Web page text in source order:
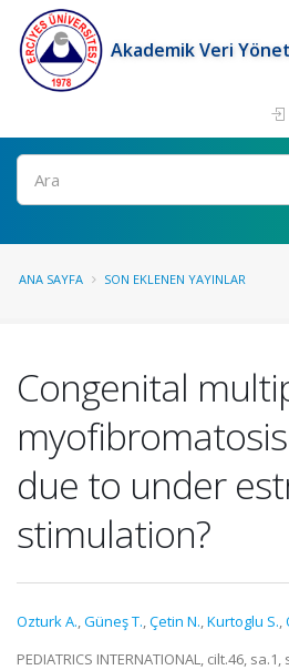
Akademik Veri
Ara
ANA SAYFA SON EKLENEN YAYINLAR
Congenital
due to under
stimulation?
Ozturk A.,Güneş T.,Çetin N.,Kurtoglu S.,
PEDIATRICS INTERNATIONAL, cilt.46,